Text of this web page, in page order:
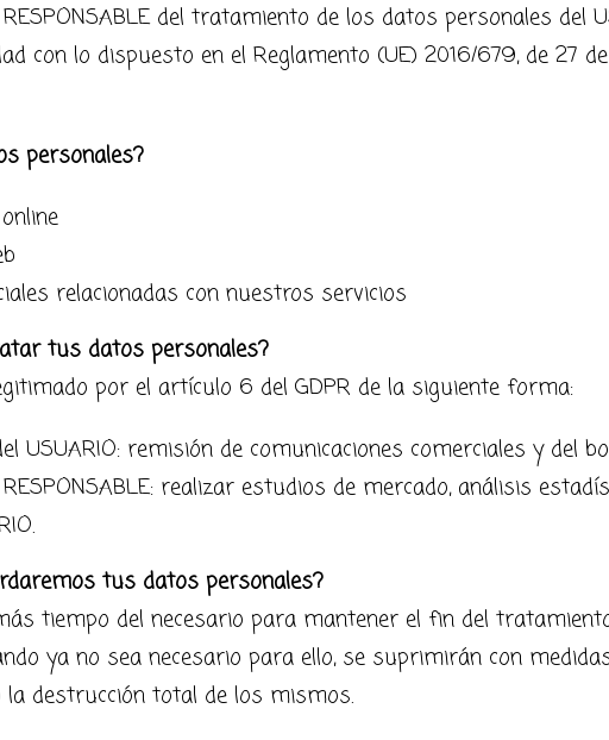
RESPONSABLE del tratamiento de los datos personales
con lo dispuesto en el Reglamento (UE) 2016/679, de 27
personales?
relacionadas con nuestros servicios
tus datos personales?
por el artículo 6 del GDPR de la siguiente forma:
USUARIO: remisión de comunicaciones comerciales y del
realizar estudios de mercado, análisis
tus datos personales?
tiempo del necesario para mantener el fin del
ya no sea necesario para ello, se suprimirán con
destrucción total de los mismos.